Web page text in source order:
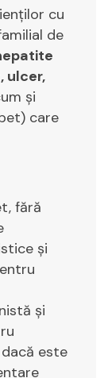
cu
de
ulcer,
și
care
fără
și
și
este